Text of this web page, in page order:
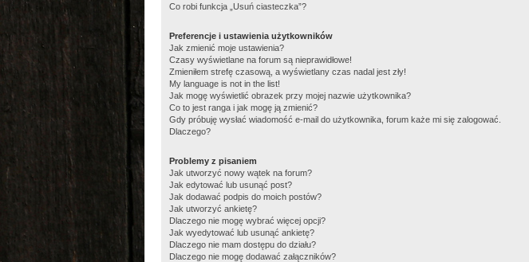
Co robi funkcja „Usuń ciasteczka”?
Preferencje i ustawienia użytkowników
Jak zmienić moje ustawienia?
Czasy wyświetlane na forum są nieprawidłowe!
Zmieniłem strefę czasową, a wyświetlany czas nadal jest zły!
My language is not in the list!
Jak mogę wyświetlić obrazek przy mojej nazwie użytkownika?
Co to jest ranga i jak mogę ją zmienić?
Gdy próbuję wysłać wiadomość e-mail do użytkownika, forum każe mi się zalogować.
Dlaczego?
Problemy z pisaniem
Jak utworzyć nowy wątek na forum?
Jak edytować lub usunąć post?
Jak dodawać podpis do moich postów?
Jak utworzyć ankietę?
Dlaczego nie mogę wybrać więcej opcji?
Jak wyedytować lub usunąć ankietę?
Dlaczego nie mam dostępu do działu?
Dlaczego nie mogę dodawać załączników?